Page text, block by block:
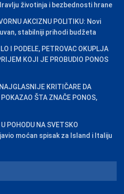
životinja i bezbednosti hrane
AKCIZNU POLITIKU: Novi
stabilniji prihodi budžeta
I PODELE, PETROVAC OKUPLJA
KOJI JE PROBUDIO PONOS
KRITIČARE DA
ŠTA ZNAČE PONOS,
POHODU NA SVETSKO
moćan spisak za Island i Italiju